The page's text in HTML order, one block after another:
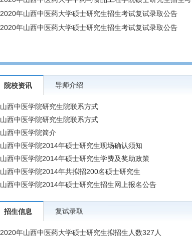
试调剂复试拟录取结果公示
2020年山西中医药大学硕士研究生招生考试复试录取公告
（三）
2020年山西中医药大学硕士研究生招生考试复试录取公告
院校资讯 导师介绍
山西中医学院研究生院联系方式
山西中医学院研究生院联系方式
山西中医学院简介
山西中医学院2014年硕士研究生现场确认须知
山西中医学院2014年硕士研究生学费及奖助政策
山西中医学院2014年共拟招200名硕士研究生
山西中医学院2014年硕士研究生招生网上报名公告
招生信息 复试录取
2020年山西中医药大学硕士研究生拟招生人数327人